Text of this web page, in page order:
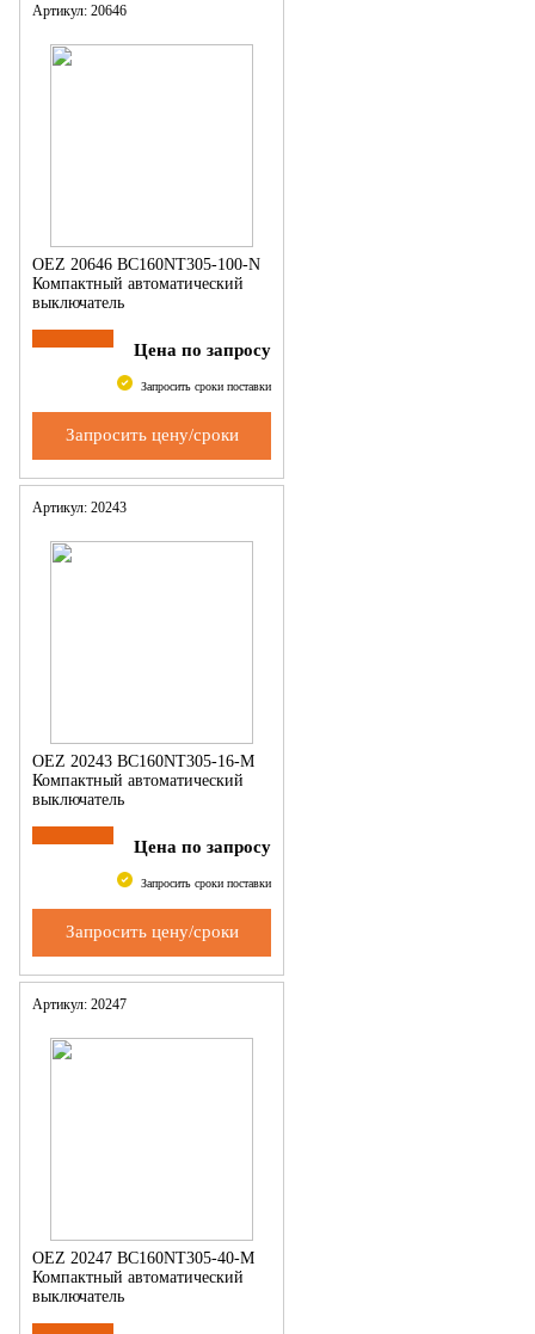
Артикул: 20646
OEZ 20646 BC160NT305-100-N
Компактный автоматический
выключатель
Цена по запросу
Запросить сроки поставки
Запросить цену/сроки
Артикул: 20243
OEZ 20243 BC160NT305-16-M
Компактный автоматический
выключатель
Цена по запросу
Запросить сроки поставки
Запросить цену/сроки
Артикул: 20247
OEZ 20247 BC160NT305-40-M
Компактный автоматический
выключатель